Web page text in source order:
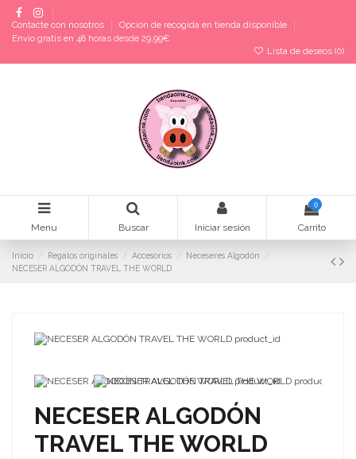
Contacte con nosotros
Opción de recogida en tienda disponible
Envío gratis en 48 horas desde 29,99€
Lista de deseos (0)
Menu Buscar Iniciar sesión
0
Carrito
Inicio Regalos originales Accesorios
Neceseres Algodón
NECESER ALGODÓN TRAVEL THE WORLD
NECESER ALGODÓN
TRAVEL THE WORLD